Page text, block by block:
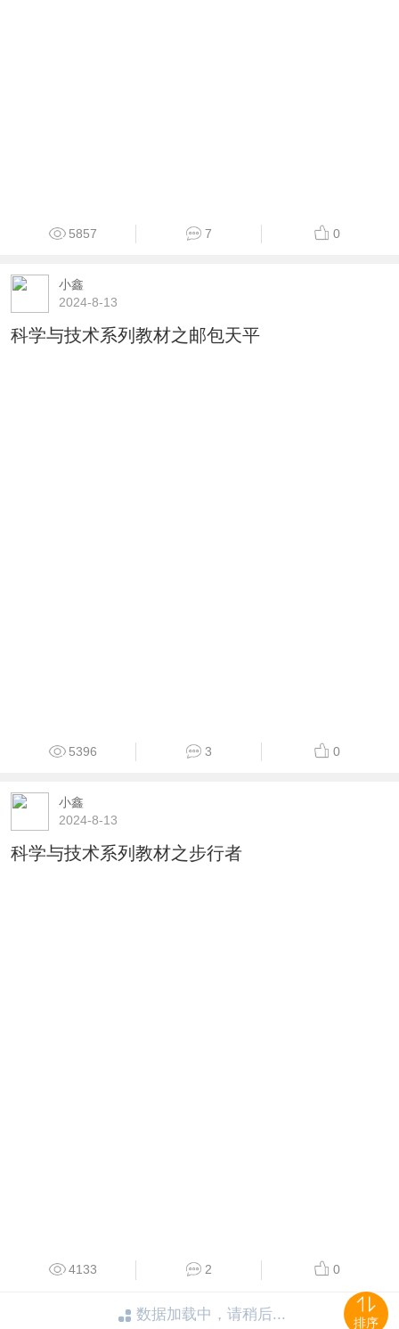
5857 7 0
小鑫
2024-8-13
科学与技术系列教材之邮包天平
5396 3 0
小鑫
2024-8-13
科学与技术系列教材之步行者
4133 2 0
数据加载中，请稍后...
排序